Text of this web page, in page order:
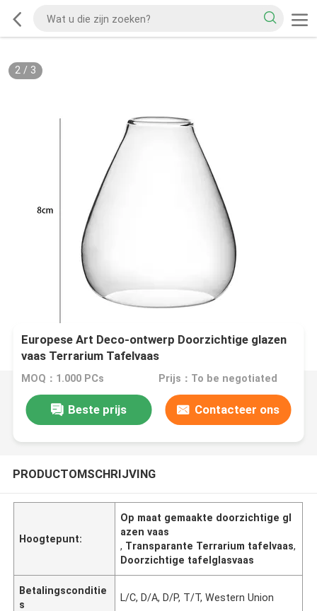
2/ 3
Europese Art Deco-ontwerp Doorzichtige glazen
vaas Terrarium Tafelvaas
MOQ：1.000 PCs Prijs：To be negotiated
Beste prijs Contacteer ons
PRODUCTOMSCHRIJVING
Hoogtepunt:
Op maat gemaakte doorzichtige gl
azen vaas
, Transparante Terrarium tafelvaas,
Doorzichtige tafelglasvaas
Betalingsconditie
s
L/C, D/A, D/P, T/T, Western Union